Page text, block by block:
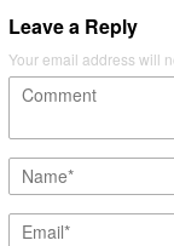
Leave a Reply
Your email address will